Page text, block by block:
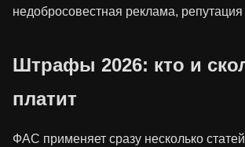
недобросовестная реклама, репутация
Штрафы 2026: кто и
платит
ФАС применяет сразу несколько